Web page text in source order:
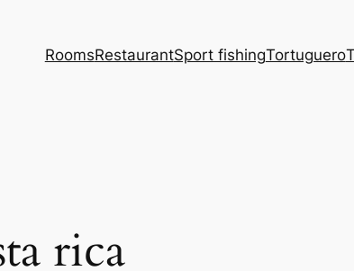
RoomsRestaurantSport fishingTortuguero
rica